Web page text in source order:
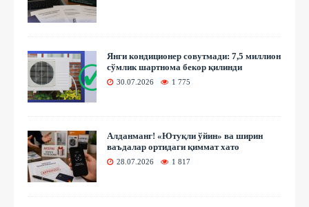
Янги кондиционер совутмади: 7,5 миллион
сўмлик шартнома бекор қилинди
30.07.2026 1 775
Алданманг! «Ютуқли ўйин» ва ширин
ваъдалар ортидаги қиммат хато
28.07.2026 1 817